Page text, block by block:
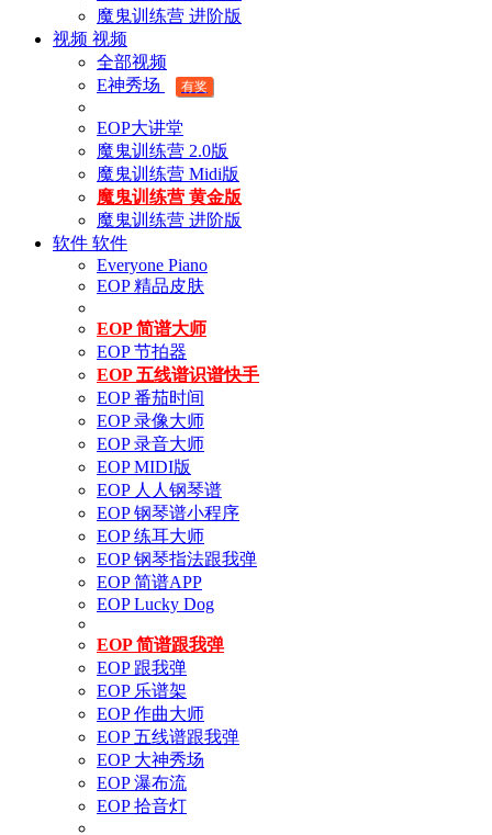
魔鬼训练营 进阶版
视频 视频
全部视频
E神秀场
有奖
EOP大讲堂
魔鬼训练营 2.0版
魔鬼训练营 Midi版
魔鬼训练营 黄金版
魔鬼训练营 进阶版
软件 软件
Everyone Piano
EOP 精品皮肤
EOP 简谱大师
EOP 节拍器
EOP 五线谱识谱快手
EOP 番茄时间
EOP 录像大师
EOP 录音大师
EOP MIDI版
EOP 人人钢琴谱
EOP 钢琴谱小程序
EOP 练耳大师
EOP 钢琴指法跟我弹
EOP 简谱APP
EOP Lucky Dog
EOP 简谱跟我弹
EOP 跟我弹
EOP 乐谱架
EOP 作曲大师
EOP 五线谱跟我弹
EOP 大神秀场
EOP 瀑布流
EOP 拾音灯